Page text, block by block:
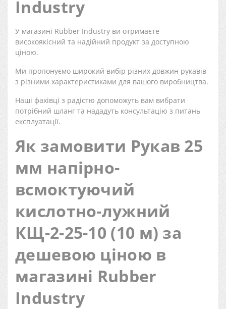
Industry
У магазині Rubber Industry ви отримаєте
високоякісний та надійний продукт за доступною
ціною.
Ми пропонуємо широкий вибір різних довжин рукавів
з різними характеристиками для вашого виробництва.
Наші фахівці з радістю допоможуть вам вибрати
потрібний шланг та нададуть консультацію з питань
експлуатації.
Як замовити Рукав 25
мм напірно-
всмоктуючий
кислотно-лужний
КЩ-2-25-10 (10 м) за
дешевою ціною в
магазині Rubber
Industry